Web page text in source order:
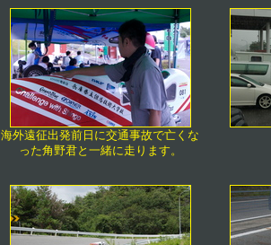
海外遠征出発前日に交通事故で亡くな
った角野君と一緒に走ります。